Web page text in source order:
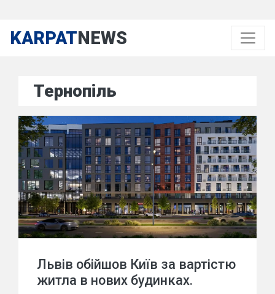
KARPATNEWS
Тернопіль
Львів обійшов Київ за вартістю
житла в нових будинках.